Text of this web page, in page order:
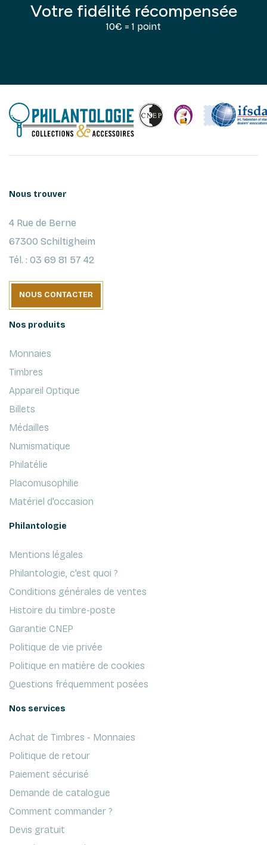
Votre fidélité récompensée
10€ = 1 point
Nous trouver
4 Rue de Berne
67300 Schiltigheim
Tél. : 03 69 81 57 42
NOUS CONTACTER
Nos produits
Monnaies
Timbres
Appareil Optique
Billets
Médailles
Numismatique
Philatélie
Placomusophilie
Matériel d'occasion
Philantologie
Mentions légales
Philantologie, c'est quoi ?
Conditions générales de ventes
Histoire du timbre-poste
Garantie CNEP
Politique de vie privée
Politique en matière de cookies
Questions fréquemment posées
Nos services
Achat de Timbres - Monnaies
Politique de retour
Paiement sécurisé
Demande de catalogue
Comment commander ?
Devis gratuit